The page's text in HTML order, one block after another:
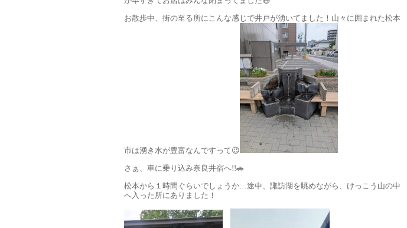
お散歩中、街の至る所にこんな感じで井戸が湧いてました！山々に囲まれた松本
市は湧き水が豊富なんですって😉
さぁ、車に乗り込み奈良井宿へ!!🚗
松本から１時間ぐらいでしょうか…途中、諏訪湖を眺めながら、けっこう山の中
へ入った所にありました！